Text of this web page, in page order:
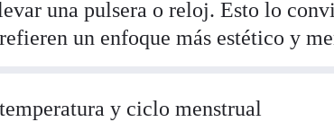
una pulsera o reloj. Esto lo
un enfoque más estético y
y ciclo menstrual